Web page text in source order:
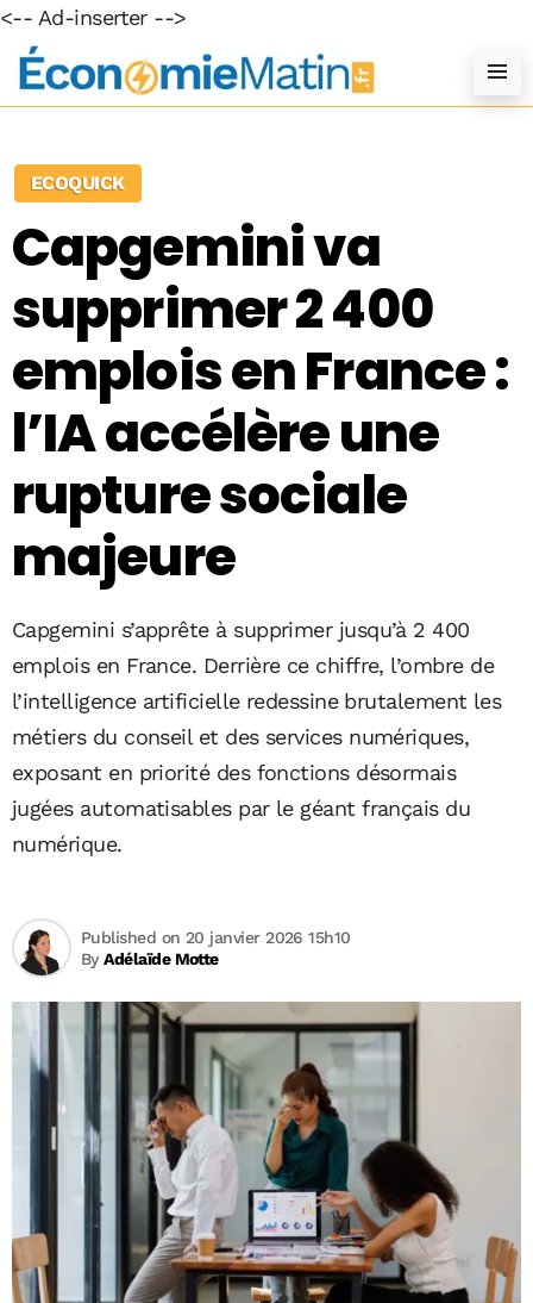
<-- Ad-inserter -->
ECOQUICK
Capgemini va
supprimer 2 400
emplois en France :
l’IA accélère une
rupture sociale
majeure
Capgemini s’apprête à supprimer jusqu’à 2 400
emplois en France. Derrière ce chiffre, l’ombre de
l’intelligence artificielle redessine brutalement les
métiers du conseil et des services numériques,
exposant en priorité des fonctions désormais
jugées automatisables par le géant français du
numérique.
ByAdélaïde Motte
Published on 20 janvier 2026 15h10